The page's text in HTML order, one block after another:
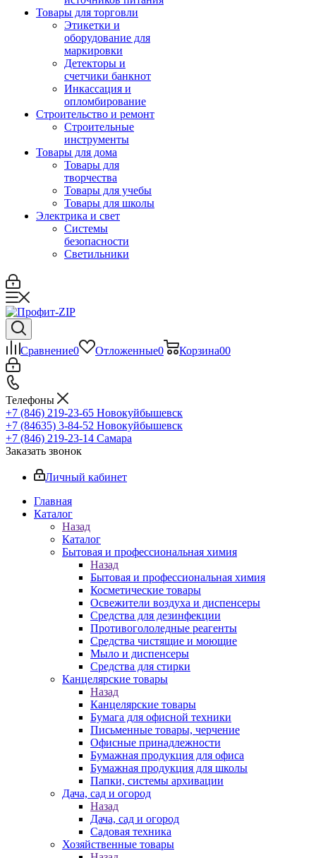
Товары для торговли
Этикетки и
оборудование для
маркировки
Детекторы и
счетчики банкнот
Инкассация и
опломбирование
Строительство и ремонт
Строительные
инструменты
Товары для дома
Товары для
творчества
Товары для учебы
Товары для школы
Электрика и свет
Системы
безопасности
Светильники
Сравнение0 Отложенные0 Корзина00
Телефоны
+7 (846) 219-23-65 Новокуйбышевск
+7 (84635) 3-84-52 Новокуйбышевск
+7 (846) 219-23-14 Самара
Заказать звонок
Личный кабинет
Главная
Каталог
Назад
Каталог
Бытовая и профессиональная химия
Назад
Бытовая и профессиональная химия
Косметические товары
Освежители воздуха и диспенсеры
Средства для дезинфекции
Противогололедные реагенты
Средства чистящие и моющие
Мыло и диспенсеры
Средства для стирки
Канцелярские товары
Назад
Канцелярские товары
Бумага для офисной техники
Письменные товары, черчение
Офисные принадлежности
Бумажная продукция для офиса
Бумажная продукция для школы
Папки, системы архивации
Дача, сад и огород
Назад
Дача, сад и огород
Садовая техника
Хозяйственные товары